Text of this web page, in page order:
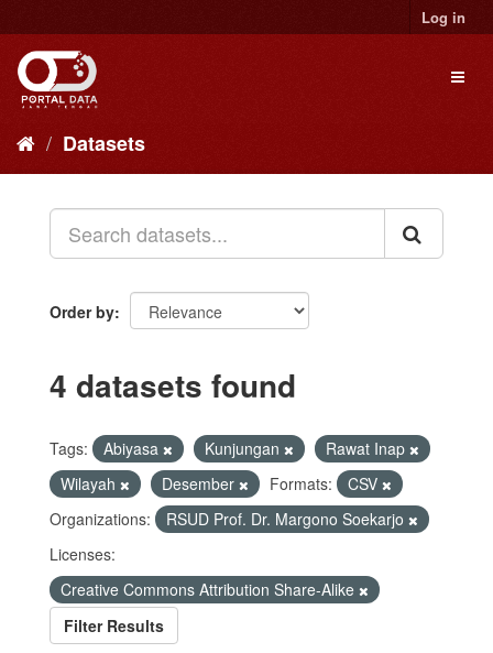
to
content
Log in
Datasets
Order by
4 datasets found
Tags: Abiyasa Kunjungan
Rawat Inap
Wilayah
Desember Formats:
CSV
Organizations:
RSUD Prof. Dr. Margono Soekarjo
Licenses:
Creative Commons Attribution Share-Alike
Filter Results